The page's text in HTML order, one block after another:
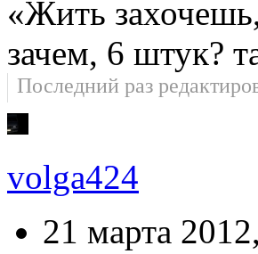
«Жить
зачем, 6 штук?
Последний раз
volga424
21 марта